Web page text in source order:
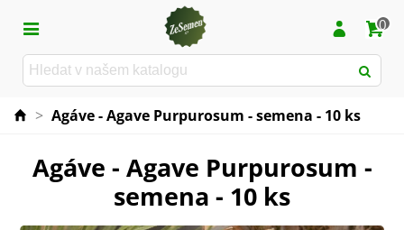
0
> Agáve - Agave Purpurosum - semena - 10 ks
Agáve - Agave Purpurosum -
semena - 10 ks